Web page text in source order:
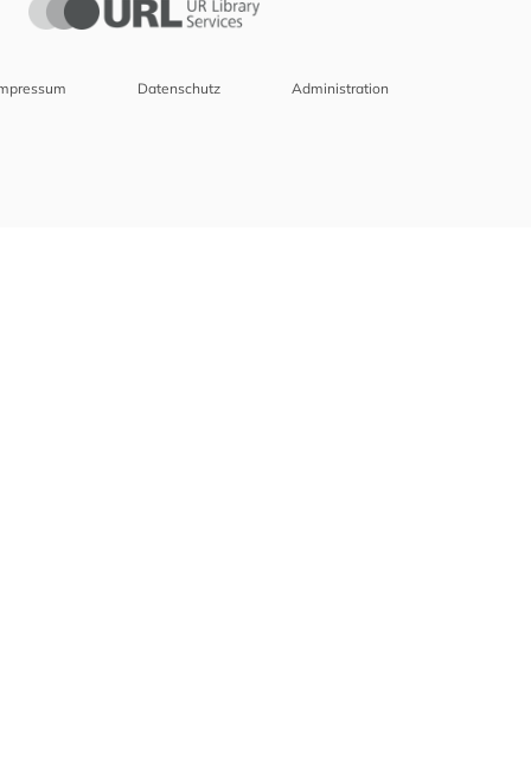
Datenschutz Administration